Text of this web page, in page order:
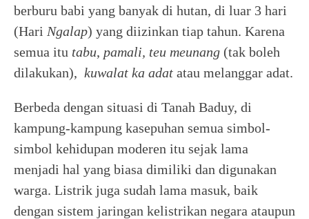
berburu babi yang banyak di hutan, di luar 3 hari
(Hari Ngalap) yang diizinkan tiap tahun. Karena
semua itu tabu, pamali, teu meunang (tak boleh
dilakukan), kuwalat ka adat atau melanggar adat.
Berbeda dengan situasi di Tanah Baduy, di
kampung-kampung kasepuhan semua simbol-
simbol kehidupan moderen itu sejak lama
menjadi hal yang biasa dimiliki dan digunakan
warga. Listrik juga sudah lama masuk, baik
dengan sistem jaringan kelistrikan negara ataupun